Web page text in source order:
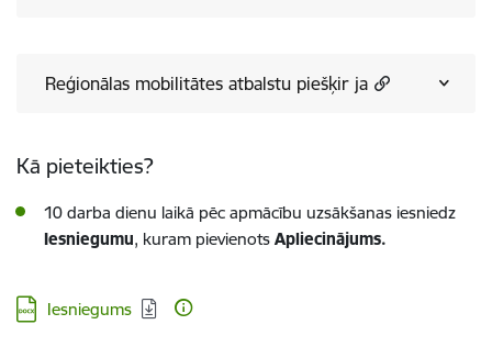
Reģionālas mobilitātes atbalstu piešķir ja
Kā pieteikties?
10 darba dienu laikā pēc apmācību uzsākšanas iesniedz
Iesniegumu, kuram pievienots Apliecinājums.
Lejupielādēt:
Iesniegums